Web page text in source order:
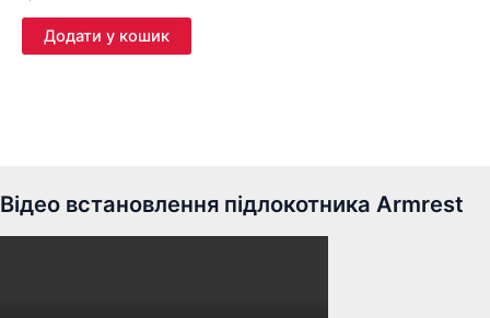
Додати у кошик
Відео встановлення підлокотника Armrest